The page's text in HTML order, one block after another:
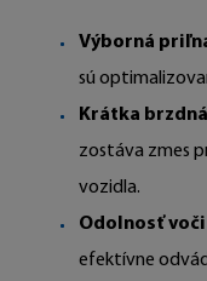
Výborná
sú
Krátka
zostáva zmes
vozidla.
Odolnosť voči
efektívne